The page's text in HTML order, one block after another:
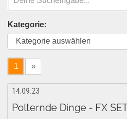
Kategorie:
1 »
14.09.23
Polternde Dinge - FX